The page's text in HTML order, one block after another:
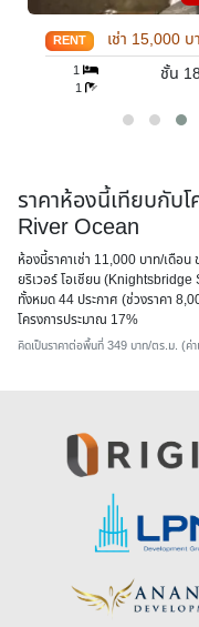
RENT เช่า 15,000 บ
1
1
ชั้น 18
ราคาห้องนี้เทียบกับ
River Ocean
ห้องนี้ราคาเช่า 11,000 บาท/เดือน
ยริเวอร์ โอเชียน
ทั้งหมด 44 ประกาศ (ช่วงราคา
โครงการประมาณ 17%
คิดเป็นราคาต่อพื้นที่ 349 บาท/ตร.ม. (ค่